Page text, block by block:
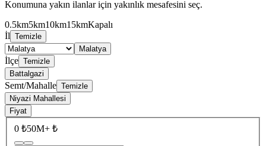
Konumuna yakın ilanlar için yakınlık mesafesini seç.
0.5km5km10km15kmKapalı
İl Temizle
Malatya
İlçe Temizle
Battalgazi
Semt/Mahalle Temizle
Niyazi Mahallesi
Fiyat
0 ₺50M+ ₺